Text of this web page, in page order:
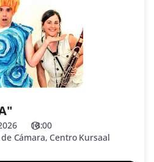
18:00
Cámara Centro Kursaal